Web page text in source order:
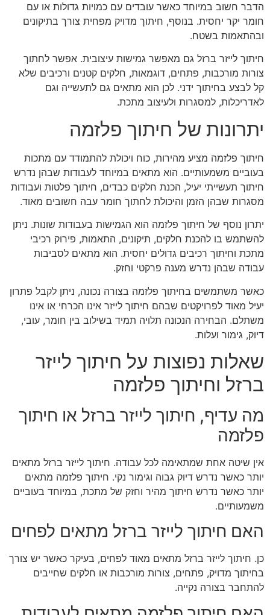
הדבר חשוב במיוחד כאשר עובדים עם כמויות גדולות או עם
חומר יקר יחסית. בנוסף, חיתוך מדויק מפחית צורך בתיקונים
ובהתאמות בשטח.
חיתוך לייזר ברזל גם מאפשר גמישות עיצובית. אפשר לחתוך
צורות מורכבות, פתחים, דוגמאות, חלקים קטנים ורכיבים שלא
קל לבצע בחיתוך ידני. לכן הוא מתאים גם לתעשייה וגם
לאדריכלות, למסגרות ולעיצוב מתכת.
יתרונות של חיתוך פלזמה
חיתוך פלזמה מציע מהירות, כוח ויכולת להתמודד עם מתכות
בעוביים משמעותיים. הוא מתאים במיוחד לעבודות שבהן נדרש
חיתוך תעשייתי יעיל, הכנת חלקים כבדים, חיתוך פלטות ועבודות
מסגרות שבהן הזמן והיכולת לחתוך חומר עבה חשובים מאוד.
יתרון נוסף של חיתוך פלזמה הוא הגמישות בעבודות שונות. ניתן
להשתמש בו להכנת חלקים, תיקונים, התאמות, פירוק רכיבי
מתכת וחיתוך רכיבים גדולים יחסית. הוא מתאים לסביבות
עבודה שבהן נדרש מענה פרקטי וחזק.
כאשר משתמשים בחיתוך פלזמה בצורה נכונה, ניתן לקבל פתרון
יעיל מאוד לפרויקטים שבהם חיתוך לייזר אינו הכרחי או אינו
משתלם. הבחירה הנכונה תלויה תמיד בשילוב בין חומר, עובי,
דיוק, גימור ועלות.
שאלות נפוצות על חיתוך לייזר
ברזל וחיתוך פלזמה
מה עדיף, חיתוך לייזר ברזל או חיתוך
פלזמה
אין שיטה אחת שמתאימה לכל עבודה. חיתוך לייזר ברזל מתאים
יותר כאשר נדרש דיוק גבוה וגימור נקי. חיתוך פלזמה מתאים
יותר כאשר נדרש חיתוך מהיר וחזק של מתכת, במיוחד בעוביים
משמעותיים.
האם חיתוך לייזר ברזל מתאים לפחים
כן. חיתוך לייזר ברזל מתאים מאוד לפחים, בעיקר כאשר יש צורך
בחיתוך מדויק, פתחים, צורות מורכבות או חלקים שחייבים
להתחבר בצורה נקייה.